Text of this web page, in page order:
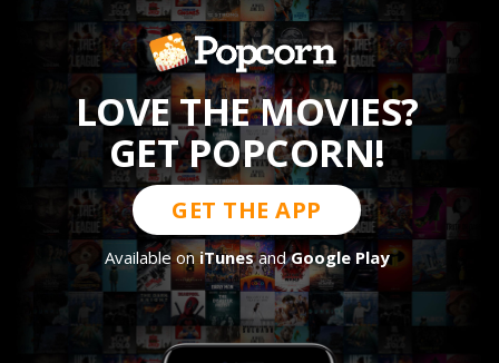
LOVE THE MOVIES?
GET POPCORN!
GET THE APP
Available oniTunesandGoogle Play